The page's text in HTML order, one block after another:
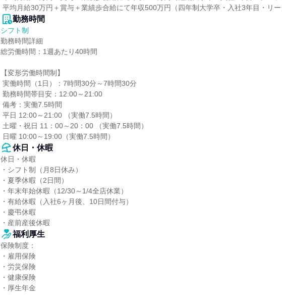
平均月給30万円＋賞与＋業績歩合給にて年収500万円（四年制大学卒・入社3年目・リー
勤務時間
シフト制
勤務時間詳細
総労働時間：1週あたり40時間
【変形労働時間制】
日曜 10:00～19:00（実働7.5時間）
休日・休暇
休日・休暇
・シフト制（月8日休み）
・夏季休暇（2日間）
・年末年始休暇（12/30～1/4全店休業）
・有給休暇（入社6ヶ月後、10日間付与）
・慶弔休暇
・産前産後休暇
福利厚生
保険制度：
・雇用保険
・労災保険
・健康保険
・厚生年金